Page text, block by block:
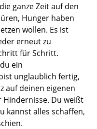
ganze Zeit auf den
Hunger haben
wollen. Es ist
erneut zu
für Schritt.
ein
unglaublich fertig,
auf deinen eigenen
Hindernisse. Du weißt
kannst alles schaffen,